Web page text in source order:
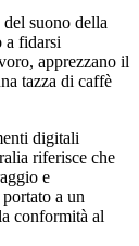
suono della
a fidarsi
apprezzano il
tazza di caffè
digitali
riferisce che
e
a un
conformità al